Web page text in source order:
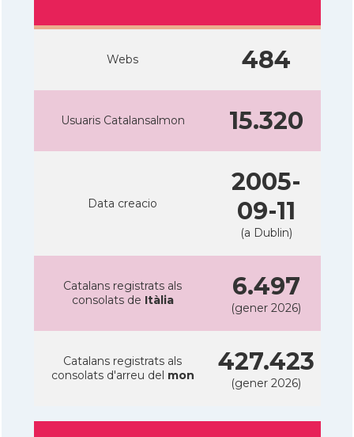
Webs 484
Usuaris Catalansalmon 15.320
Data creacio
2005-
09-11
(a Dublin)
Catalans registrats als
consolats de Itàlia 6.497
(gener 2026)
Catalans registrats als
consolats d'arreu del mon 427.423
(gener 2026)